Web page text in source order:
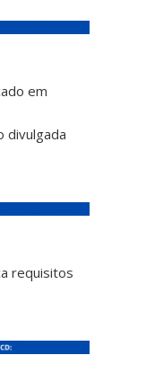
em
divulgada
requisitos